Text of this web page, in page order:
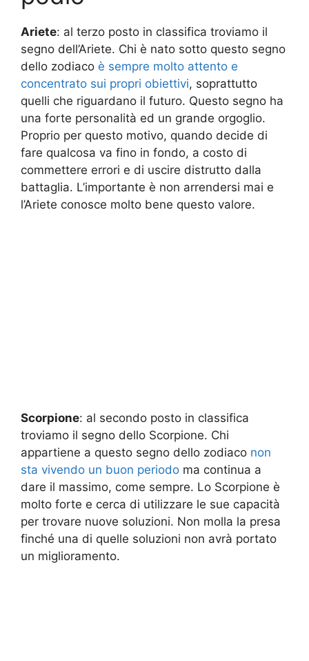
Ariete: al terzo posto in classifica troviamo il
segno dell’Ariete. Chi è nato sotto questo segno
dello zodiaco è sempre molto attento e
concentrato sui propri obiettivi, soprattutto
quelli che riguardano il futuro. Questo segno ha
una forte personalità ed un grande orgoglio.
Proprio per questo motivo, quando decide di
fare qualcosa va fino in fondo, a costo di
commettere errori e di uscire distrutto dalla
battaglia. L’importante è non arrendersi mai e
l’Ariete conosce molto bene questo valore.
Scorpione: al secondo posto in classifica
troviamo il segno dello Scorpione. Chi
appartiene a questo segno dello zodiaco non
sta vivendo un buon periodo ma continua a
dare il massimo, come sempre. Lo Scorpione è
molto forte e cerca di utilizzare le sue capacità
per trovare nuove soluzioni. Non molla la presa
finché una di quelle soluzioni non avrà portato
un miglioramento.